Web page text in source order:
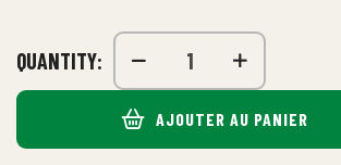
QUANTITY:
AJOUTER AU PANIER